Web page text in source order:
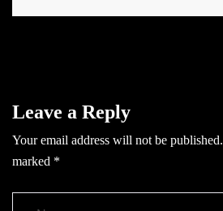
Leave a Reply
Your email address will not be published.
marked *